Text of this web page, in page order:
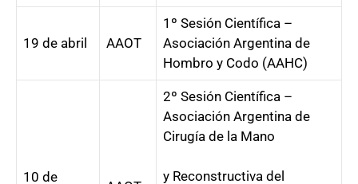
19 de abril AAOT
1º Sesión Científica –
Asociación Argentina de
Hombro y Codo (AAHC)
10 de
2º Sesión Científica –
Asociación Argentina de
Cirugía de la Mano
y Reconstructiva del